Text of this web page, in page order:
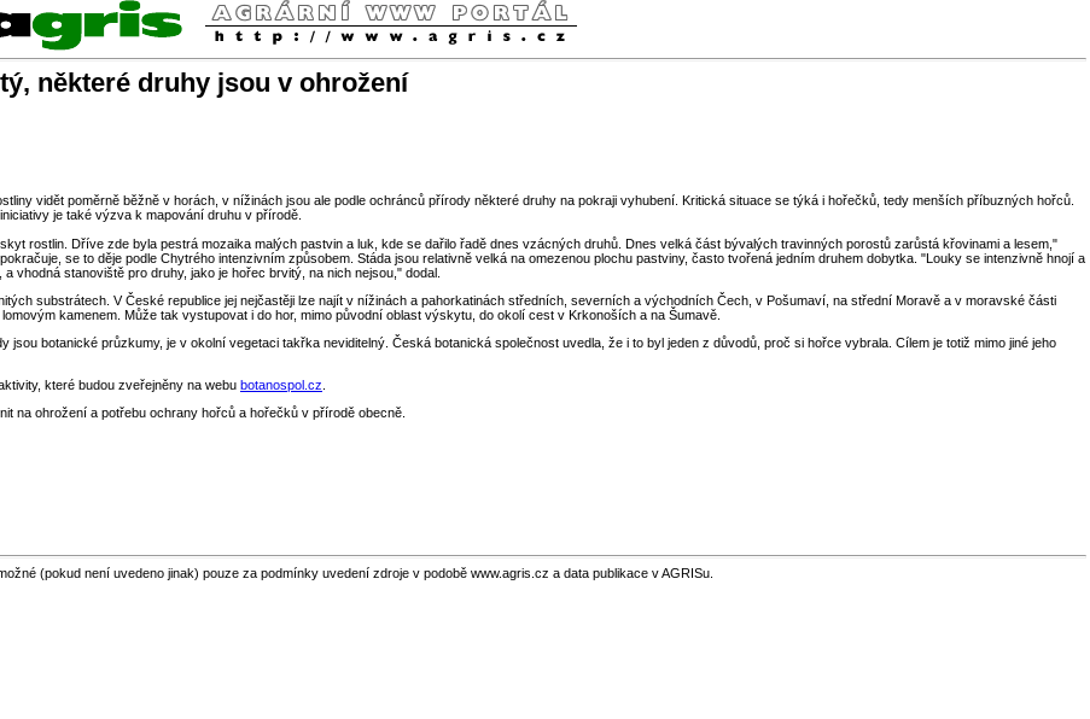
některé druhy jsou v ohrožení
vidět poměrně běžně v horách, v nížinách jsou ale podle ochránců přírody některé druhy na pokraji vyhubení. Kritická situace se týká i hořečků, tedy menších příbuzných hořců.
je také výzva k mapování druhu v přírodě.
rostlin. Dříve zde byla pestrá mozaika malých pastvin a luk, kde se dařilo řadě dnes vzácných druhů. Dnes velká část bývalých travinných porostů zarůstá křovinami a lesem,"
se to děje podle Chytrého intenzivním způsobem. Stáda jsou relativně velká na omezenou plochu pastviny, často tvořená jedním druhem dobytka. "Louky se intenzivně hnojí a
vhodná stanoviště pro druhy, jako je hořec brvitý, na nich nejsou," dodal.
substrátech. V České republice jej nejčastěji lze najít v nížinách a pahorkatinách středních, severních a východních Čech, v Pošumaví, na střední Moravě a v moravské části
kamenem. Může tak vystupovat i do hor, mimo původní oblast výskytu, do okolí cest v Krkonoších a na Šumavě.
botanické průzkumy, je v okolní vegetaci takřka neviditelný. Česká botanická společnost uvedla, že i to byl jeden z důvodů, proč si hořce vybrala. Cílem je totiž mimo jiné jeho
které budou zveřejněny na webu botanospol.cz
na ohrožení a potřebu ochrany hořců a hořečků v přírodě obecně.
(pokud není uvedeno jinak) pouze za podmínky uvedení zdroje v podobě www.agris.cz a data publikace v AGRISu.